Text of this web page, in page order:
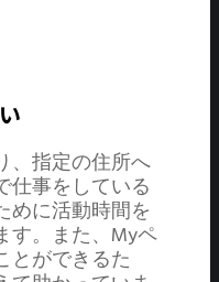
、指定の住所へ
仕事をしている
めに活動時間を
す。また、Myペ
とができるた